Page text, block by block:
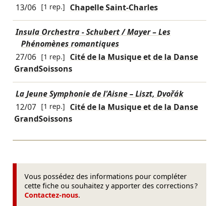
13/06 [1 rep.] Chapelle Saint-Charles
Insula Orchestra - Schubert / Mayer – Les
Phénomènes romantiques
27/06 [1 rep.]
Cité de la Musique et de la Danse
GrandSoissons
La Jeune Symphonie de l'Aisne – Liszt, Dvořák
12/07 [1 rep.]
Cité de la Musique et de la Danse
GrandSoissons
Vous possédez des informations pour compléter
cette fiche ou souhaitez y apporter des corrections ?
Contactez-nous.